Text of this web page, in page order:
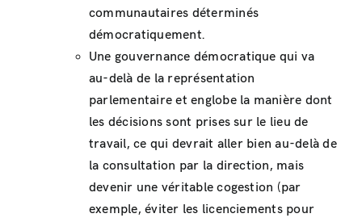
communautaires déterminés
démocratiquement.
Une gouvernance démocratique qui va
au-delà de la représentation
parlementaire et englobe la manière dont
les décisions sont prises sur le lieu de
travail, ce qui devrait aller bien au-delà de
la consultation par la direction, mais
devenir une véritable cogestion (par
exemple, éviter les licenciements pour